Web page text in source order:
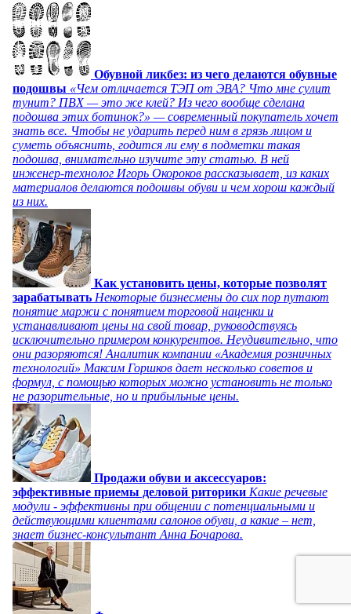
Обувной ликбез: из чего делаются обувные
подошвы «Чем отличается ТЭП от ЭВА? Что мне сулит
тунит? ПВХ — это же клей? Из чего вообще сделана
подошва этих ботинок?» — современный покупатель хочет
знать все. Чтобы не ударить перед ним в грязь лицом и
суметь объяснить, годится ли ему в подметки такая
подошва, внимательно изучите эту статью. В ней
инженер-технолог Игорь Окороков рассказывает, из каких
материалов делаются подошвы обуви и чем хорош каждый
из них.
Как установить цены, которые позволят
зарабатывать Некоторые бизнесмены до сих пор путают
понятие маржи с понятием торговой наценки и
устанавливают цены на свой товар, руководствуясь
исключительно примером конкурентов. Неудивительно, что
они разоряются! Аналитик компании «Академия розничных
технологий» Максим Горшков дает несколько советов и
формул, с помощью которых можно установить не только
не разорительные, но и прибыльные цены.
Продажи обуви и аксессуаров:
эффективные приемы деловой риторики Какие речевые
модули - эффективны при общении с потенциальными и
действующими клиентами салонов обуви, а какие – нет,
знает бизнес-консультант Анна Бочарова.